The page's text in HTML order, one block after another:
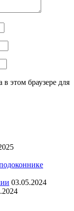
этом браузере для
03.05.2024